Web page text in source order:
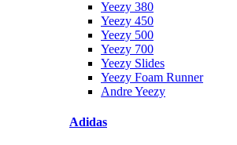
Yeezy 380
Yeezy 450
Yeezy 500
Yeezy 700
Yeezy Slides
Yeezy Foam Runner
Andre Yeezy
Adidas